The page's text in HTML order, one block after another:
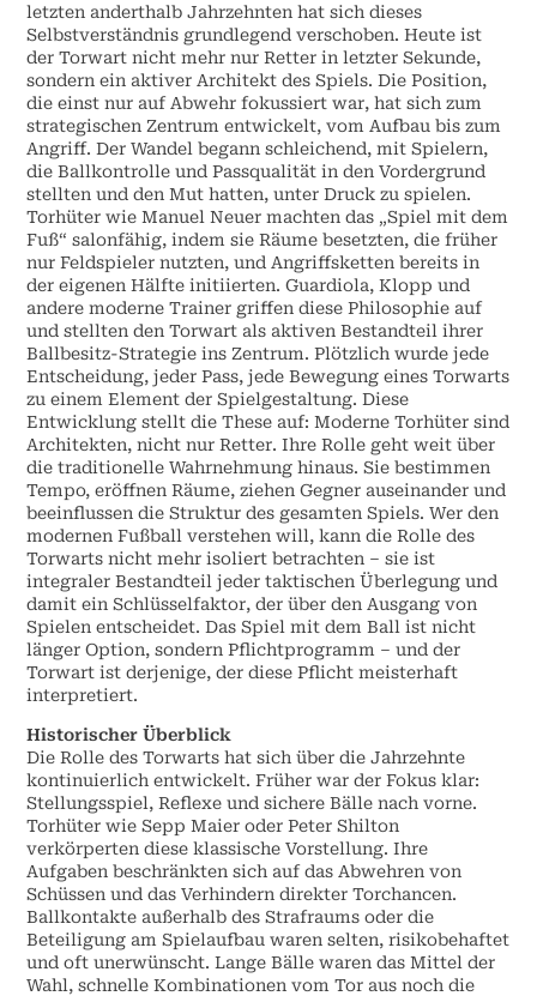
letzten anderthalb Jahrzehnten hat sich dieses
Selbstverständnis grundlegend verschoben. Heute ist
der Torwart nicht mehr nur Retter in letzter Sekunde,
sondern ein aktiver Architekt des Spiels. Die Position,
die einst nur auf Abwehr fokussiert war, hat sich zum
strategischen Zentrum entwickelt, vom Aufbau bis zum
Angriff. Der Wandel begann schleichend, mit Spielern,
die Ballkontrolle und Passqualität in den Vordergrund
stellten und den Mut hatten, unter Druck zu spielen.
Torhüter wie Manuel Neuer machten das „Spiel mit dem
Fuß“ salonfähig, indem sie Räume besetzten, die früher
nur Feldspieler nutzten, und Angriffsketten bereits in
der eigenen Hälfte initiierten. Guardiola, Klopp und
andere moderne Trainer griffen diese Philosophie auf
und stellten den Torwart als aktiven Bestandteil ihrer
Ballbesitz-Strategie ins Zentrum. Plötzlich wurde jede
Entscheidung, jeder Pass, jede Bewegung eines Torwarts
zu einem Element der Spielgestaltung. Diese
Entwicklung stellt die These auf: Moderne Torhüter sind
Architekten, nicht nur Retter. Ihre Rolle geht weit über
die traditionelle Wahrnehmung hinaus. Sie bestimmen
Tempo, eröffnen Räume, ziehen Gegner auseinander und
beeinflussen die Struktur des gesamten Spiels. Wer den
modernen Fußball verstehen will, kann die Rolle des
Torwarts nicht mehr isoliert betrachten – sie ist
integraler Bestandteil jeder taktischen Überlegung und
damit ein Schlüsselfaktor, der über den Ausgang von
Spielen entscheidet. Das Spiel mit dem Ball ist nicht
länger Option, sondern Pflichtprogramm – und der
Torwart ist derjenige, der diese Pflicht meisterhaft
interpretiert.
Historischer Überblick
Die Rolle des Torwarts hat sich über die Jahrzehnte
kontinuierlich entwickelt. Früher war der Fokus klar:
Stellungsspiel, Reflexe und sichere Bälle nach vorne.
Torhüter wie Sepp Maier oder Peter Shilton
verkörperten diese klassische Vorstellung. Ihre
Aufgaben beschränkten sich auf das Abwehren von
Schüssen und das Verhindern direkter Torchancen.
Ballkontakte außerhalb des Strafraums oder die
Beteiligung am Spielaufbau waren selten, risikobehaftet
und oft unerwünscht. Lange Bälle waren das Mittel der
Wahl, schnelle Kombinationen vom Tor aus noch die